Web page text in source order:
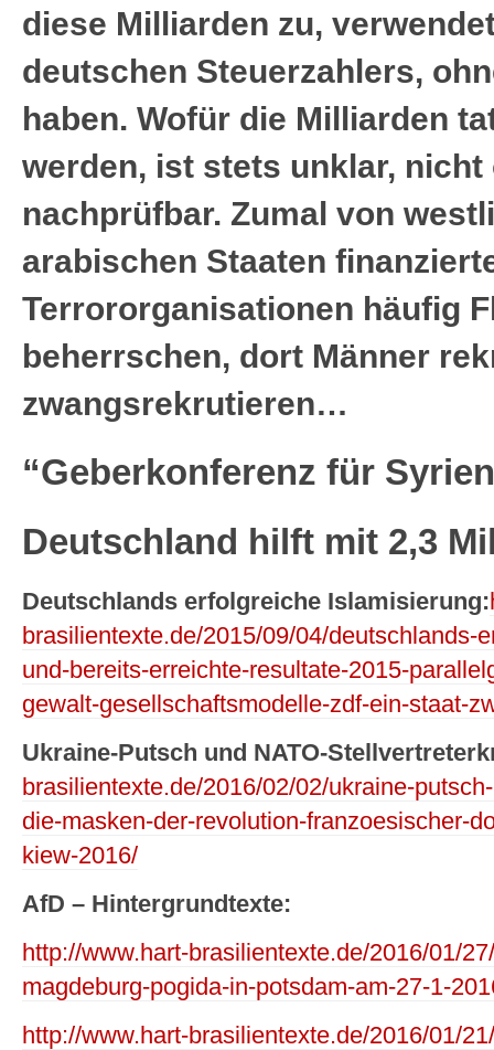
diese Milliarden zu,
deutschen Steuerzahlers,
haben. Wofür die Milliarden
werden, ist stets unklar,
nachprüfbar. Zumal von
arabischen Staaten
Terrororganisationen häufig
beherrschen, dort Männer
zwangsrekrutieren…
“Geberkonferenz für Syrien
Deutschland hilft mit 2,3
Deutschlands erfolgreiche Islamisierung:
brasilientexte.de/2015/09/04/deutschlands-
und-bereits-erreichte-resultate-2015-
gewalt-gesellschaftsmodelle-zdf-ein-staat-
Ukraine-Putsch und NATO-
brasilientexte.de/2016/02/02/ukraine-
die-masken-der-revolution-franzoesischer-
kiew-2016/
AfD – Hintergrundtexte:
http://www.hart-brasilientexte.de/2016/01/
magdeburg-pogida-in-potsdam-am-27-1-
http://www.hart-brasilientexte.de/2016/01/